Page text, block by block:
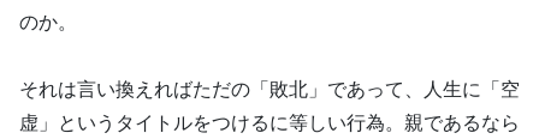
のか。
それは言い換えればただの「敗北」であって、人生に「空
虚」というタイトルをつけるに等しい行為。親であるなら